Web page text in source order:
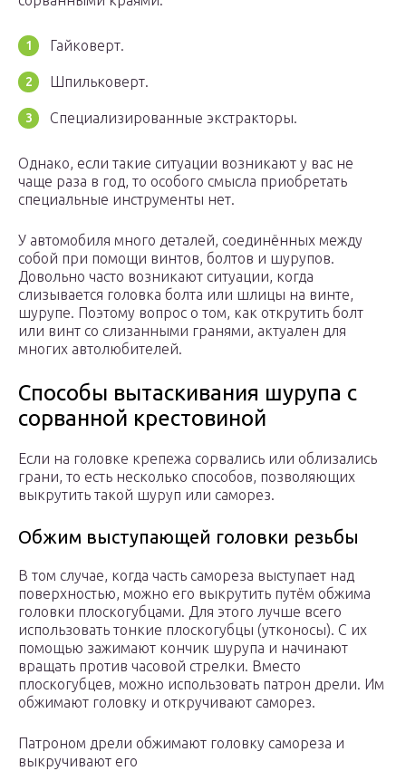
Гайковерт.
Шпильковерт.
Специализированные экстракторы.
Однако, если такие ситуации возникают у вас не
чаще раза в год, то особого смысла приобретать
специальные инструменты нет.
У автомобиля много деталей, соединённых между
собой при помощи винтов, болтов и шурупов.
Довольно часто возникают ситуации, когда
слизывается головка болта или шлицы на винте,
шурупе. Поэтому вопрос о том, как открутить болт
или винт со слизанными гранями, актуален для
многих автолюбителей.
Способы вытаскивания шурупа с
сорванной крестовиной
Если на головке крепежа сорвались или облизались
грани, то есть несколько способов, позволяющих
выкрутить такой шуруп или саморез.
Обжим выступающей головки резьбы
В том случае, когда часть самореза выступает над
поверхностью, можно его выкрутить путём обжима
головки плоскогубцами. Для этого лучше всего
использовать тонкие плоскогубцы (утконосы). С их
помощью зажимают кончик шурупа и начинают
вращать против часовой стрелки. Вместо
плоскогубцев, можно использовать патрон дрели. Им
обжимают головку и откручивают саморез.
Патроном дрели обжимают головку самореза и
выкручивают его